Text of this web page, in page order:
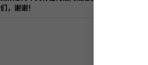
们，谢谢！